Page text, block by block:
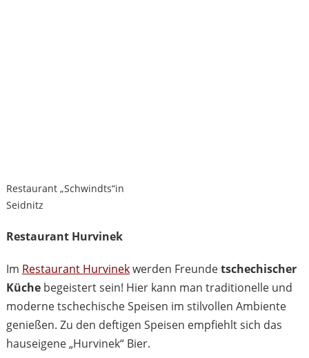
Restaurant „Schwindts“in
Seidnitz
Restaurant Hurvinek
Im Restaurant Hurvinekwerden Freundetschechischer
Küchebegeistert sein! Hier kann man traditionelle und
moderne tschechische Speisen im stilvollen Ambiente
genießen. Zu den deftigen Speisen empfiehlt sich das
hauseigene „Hurvinek“ Bier.